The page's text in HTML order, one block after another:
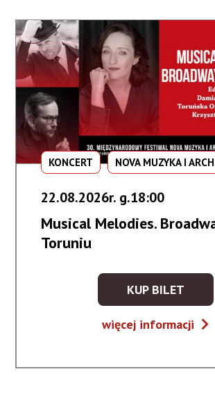
KONCERT NOVA MUZYKA I
22.08.2026r. g.18:00
Musical Melodies.
Toruniu
KUP BILET
KUP
NA
więcej informacji